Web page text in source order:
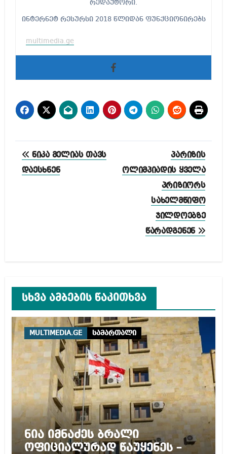
რედაქტორი.
ინტერნეტ რესურსი 2018 წლიდან ფუნქციონირებს
multimedia.ge
პოსტის
ნავიგაცია
ნიკა მელიას თავს
დაესხნენ
პარიზის
ოლიმპიადის ყველა
პრიზიორს
სახელმწიფო
ჯილდოებზე
წარადგენენ
სხვა ამბების წაკითხვა
MULTIMEDIA.GE სამართალი
ნია იმნაძეს ბრალი
ოფიციალურად წაუყენეს –